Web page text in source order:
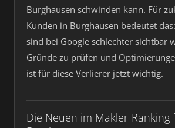
Burghausen schwinden kann. Für
Kunden in Burghausen bedeutet
sind bei Google schlechter sichtbar
Gründe zu prüfen und
ist für diese Verlierer jetzt wichtig.
Die Neuen im Makler-Ranking